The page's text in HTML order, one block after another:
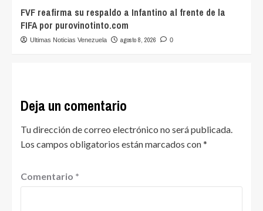
FVF reafirma su respaldo a Infantino al frente de la
FIFA por purovinotinto.com
Ultimas Noticias Venezuela agosto 8, 2026 0
Deja un comentario
Tu dirección de correo electrónico no será publicada.
Los campos obligatorios están marcados con*
Comentario *